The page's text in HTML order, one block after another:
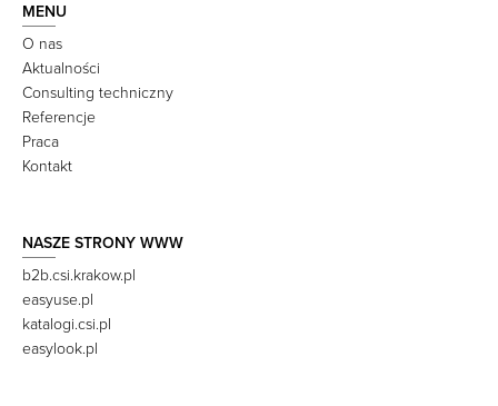
MENU
O nas
Aktualności
Consulting techniczny
Referencje
Praca
Kontakt
NASZE STRONY WWW
b2b.csi.krakow.pl
easyuse.pl
katalogi.csi.pl
easylook.pl